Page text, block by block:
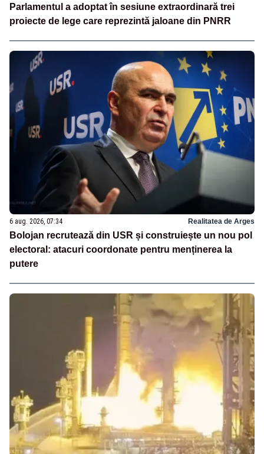
Parlamentul a adoptat în sesiune extraordinară trei
proiecte de lege care reprezintă jaloane din PNRR
6 aug. 2026, 07:34 Realitatea de Arges
Bolojan recrutează din USR și construiește un nou pol
electoral: atacuri coordonate pentru menținerea la
putere